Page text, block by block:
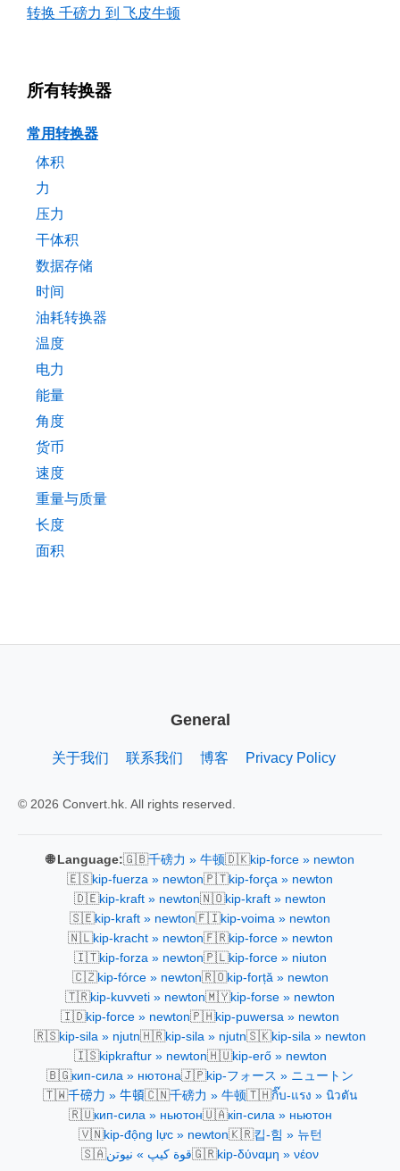
转换 千磅力 到 飞皮牛顿
所有转换器
常用转换器
体积
力
压力
干体积
数据存储
时间
油耗转换器
温度
电力
能量
角度
货币
速度
重量与质量
长度
面积
General
关于我们 联系我们 博客 Privacy Policy
© 2026 Convert.hk. All rights reserved.
🌐 Language:🇬🇧千磅力 » 牛顿🇩🇰kip-force » newton
🇪🇸kip-fuerza » newton🇵🇹kip-força » newton
🇩🇪kip-kraft » newton🇳🇴kip-kraft » newton
🇸🇪kip-kraft » newton🇫🇮kip-voima » newton
🇳🇱kip-kracht » newton🇫🇷kip-force » newton
🇮🇹kip-forza » newton🇵🇱kip-force » niuton
🇨🇿kip-fórce » newton🇷🇴kip-forță » newton
🇹🇷kip-kuvveti » newton🇲🇾kip-forse » newton
🇮🇩kip-force » newton🇵🇭kip-puwersa » newton
🇷🇸kip-sila » njutn🇭🇷kip-sila » njutn🇸🇰kip-sila » newton
🇮🇸kipkraftur » newton🇭🇺kip-erő » newton
🇧🇬кип-сила » нютона🇯🇵kip-フォース » ニュートン
🇹🇼千磅力 » 牛頓🇨🇳千磅力 » 牛顿🇹🇭กิ๊บ-แรง » นิวตัน
🇷🇺кип-сила » ньютон🇺🇦кіп-сила » ньютон
🇻🇳kip-động lực » newton🇰🇷킵-힘 » 뉴턴
🇸🇦قوة كيپ » نيوتن🇬🇷kip-δύναμη » νέον